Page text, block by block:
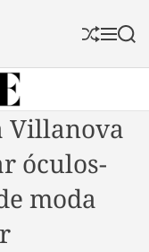
S
f
l
M S
c
h
Villanova
óculos-
moda